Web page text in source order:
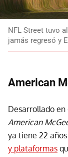
NFL Street tuvo
jamás regresó y
American
Desarrollado
American
ya tiene 22
y plataformas